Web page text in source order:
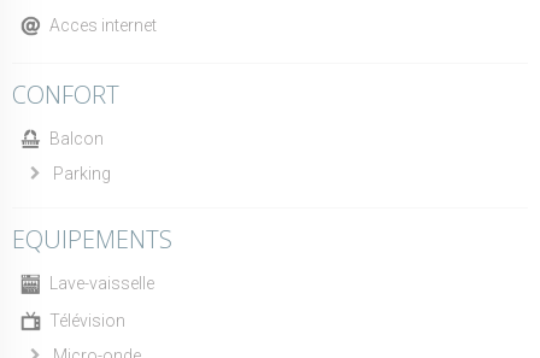
Acces internet
CONFORT
Balcon
Parking
EQUIPEMENTS
Lave-vaisselle
Télévision